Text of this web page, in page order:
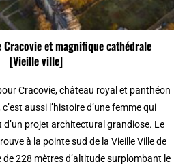
Cracovie et magnifique cathédrale
[Vieille ville]
Cracovie, château royal et panthéon
aussi l’histoire d’une femme qui
d’un projet architectural grandiose. Le
à la pointe sud de la Vieille Ville de
de 228 mètres d’altitude surplombant le